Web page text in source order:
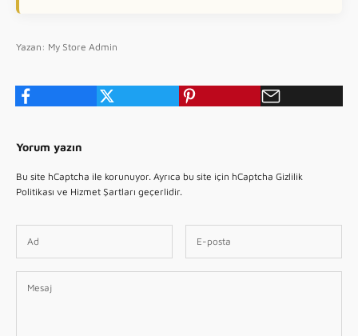
Yazan: My Store Admin
Yorum yazın
Bu site hCaptcha ile korunuyor. Ayrıca bu site için hCaptcha Gizlilik
Politikası ve Hizmet Şartları geçerlidir.